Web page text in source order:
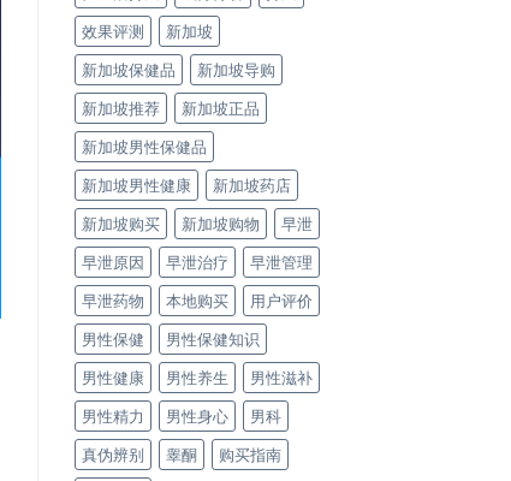
效果评测
新加坡
新加坡保健品
新加坡导购
新加坡推荐
新加坡正品
新加坡男性保健品
新加坡男性健康
新加坡药店
新加坡购买
新加坡购物
早泄
早泄原因
早泄治疗
早泄管理
早泄药物
本地购买
用户评价
男性保健
男性保健知识
男性健康
男性养生
男性滋补
男性精力
男性身心
男科
真伪辨别
睾酮
购买指南